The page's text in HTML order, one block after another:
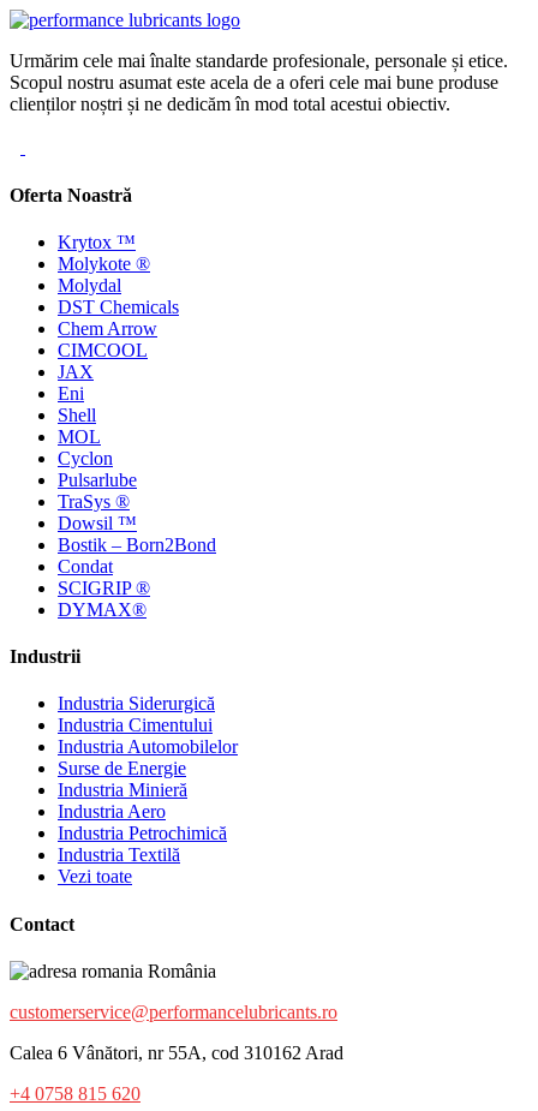
Urmărim cele mai înalte standarde profesionale, personale și etice.
Scopul nostru asumat este acela de a oferi cele mai bune produse
clienților noștri și ne dedicăm în mod total acestui obiectiv.
Oferta Noastră
Krytox ™
Molykote ®
Molydal
DST Chemicals
Chem Arrow
CIMCOOL
JAX
Eni
Shell
MOL
Cyclon
Pulsarlube
TraSys ®
Dowsil ™
Bostik – Born2Bond
Condat
SCIGRIP ®
DYMAX®
Industrii
Industria Siderurgică
Industria Cimentului
Industria Automobilelor
Surse de Energie
Industria Minieră
Industria Aero
Industria Petrochimică
Industria Textilă
Vezi toate
Contact
România
customerservice@performancelubricants.ro
Calea 6 Vânători, nr 55A, cod 310162 Arad
+4 0758 815 620